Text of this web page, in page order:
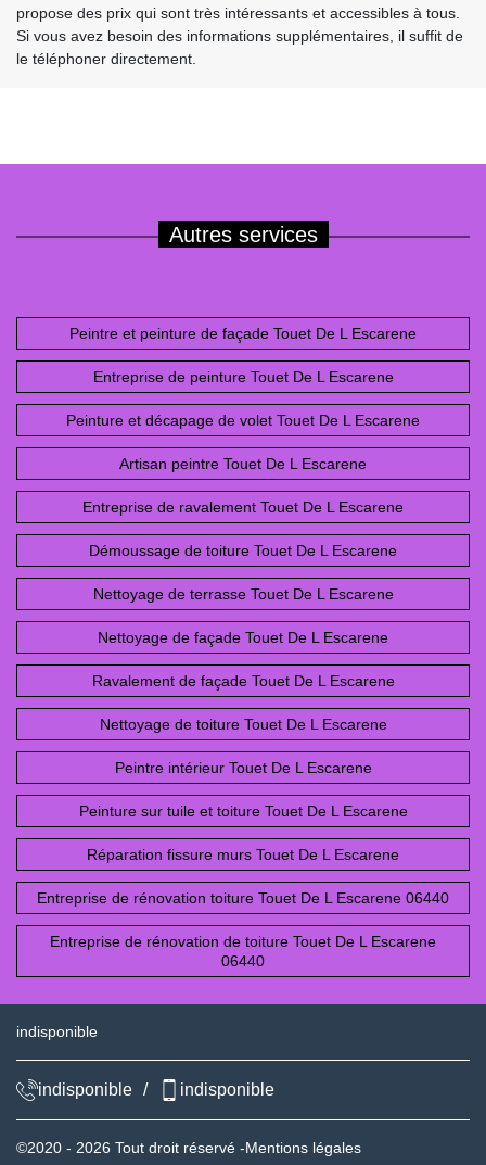
propose des prix qui sont très intéressants et accessibles à tous.
Si vous avez besoin des informations supplémentaires, il suffit de
le téléphoner directement.
Autres services
Peintre et peinture de façade Touet De L Escarene
Entreprise de peinture Touet De L Escarene
Peinture et décapage de volet Touet De L Escarene
Artisan peintre Touet De L Escarene
Entreprise de ravalement Touet De L Escarene
Démoussage de toiture Touet De L Escarene
Nettoyage de terrasse Touet De L Escarene
Nettoyage de façade Touet De L Escarene
Ravalement de façade Touet De L Escarene
Nettoyage de toiture Touet De L Escarene
Peintre intérieur Touet De L Escarene
Peinture sur tuile et toiture Touet De L Escarene
Réparation fissure murs Touet De L Escarene
Entreprise de rénovation toiture Touet De L Escarene 06440
Entreprise de rénovation de toiture Touet De L Escarene
06440
indisponible
indisponible / indisponible
©2020 - 2026 Tout droit réservé -Mentions légales